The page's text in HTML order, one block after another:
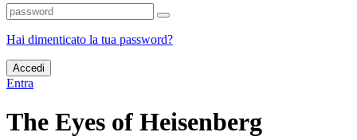
Hai dimenticato la tua password?
Accedi
Entra
The Eyes of Heisenberg